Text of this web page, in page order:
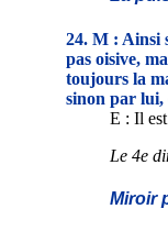
24. M : Ainsi
pas oisive,
toujours la
sinon par lui,
E : Il
Le 4e
Miroir